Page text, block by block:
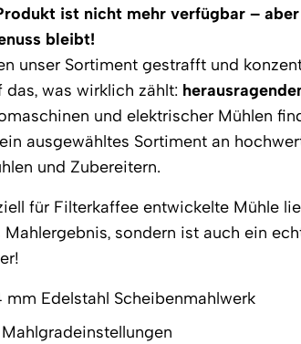
ist nicht mehr verfügbar –
bleibt!
unser Sortiment gestrafft und
das, was wirklich zählt:
und elektrischer Mühlen
ausgewähltes Sortiment an
und Zubereitern.
für Filterkaffee entwickelte Mühle
Mahlergebnis, sondern ist auch ein
mm Edelstahl Scheibenmahlwerk
Mahlgradeinstellungen